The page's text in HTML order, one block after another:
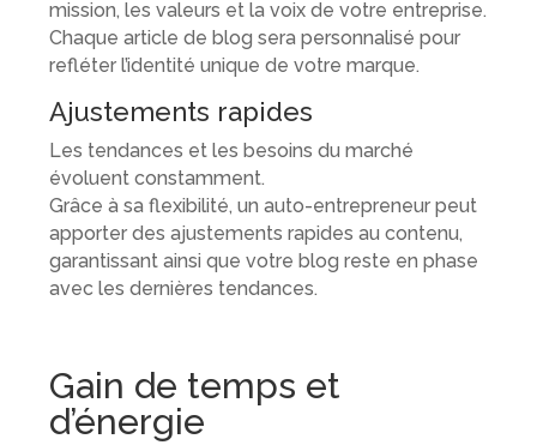
mission, les valeurs et la voix de votre entreprise.
Chaque article de blog sera personnalisé pour
refléter l’identité unique de votre marque.
Ajustements rapides
Les tendances et les besoins du marché
évoluent constamment.
Grâce à sa flexibilité, un auto-entrepreneur peut
apporter des ajustements rapides au contenu,
garantissant ainsi que votre blog reste en phase
avec les dernières tendances.
Gain de temps et
d’énergie